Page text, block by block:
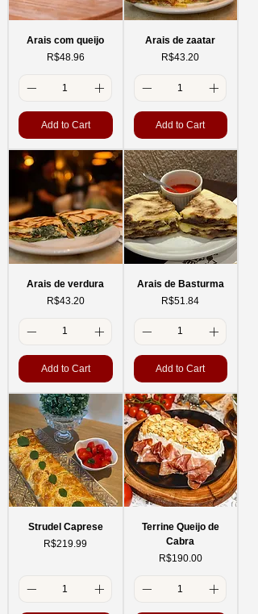
Arais com queijo
Price
R$48.96
Add to Cart
Arais de zaatar
Price
R$43.20
Add to Cart
Arais de verdura
Price
R$43.20
Add to Cart
Arais de Basturma
Price
R$51.84
Add to Cart
Strudel Caprese
Price
R$219.99
Terrine Queijo de
Cabra
Price
R$190.00